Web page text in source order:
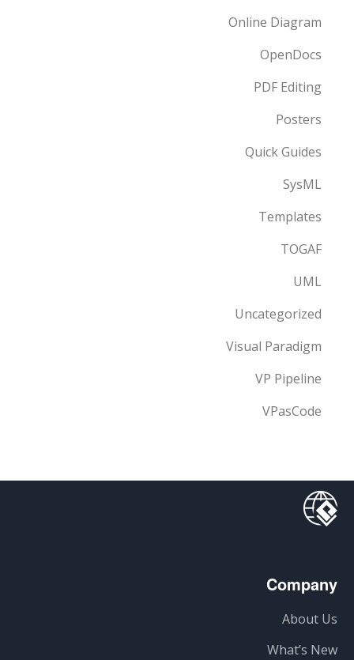
Online Diagram
OpenDocs
PDF Editing
Posters
Quick Guides
SysML
Templates
TOGAF
UML
Uncategorized
Visual Paradigm
VP Pipeline
VPasCode
Company
About Us
What’s New